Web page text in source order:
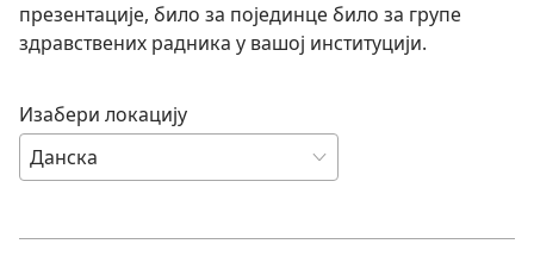
презентације, било за појединце било за групе
здравствених радника у вашој институцији.
Изабери локацију